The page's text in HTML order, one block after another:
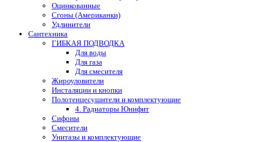
Оцинкованные
Сгоны (Американки)
Удлинители
Сантехника
ГИБКАЯ ПОДВОДКА
Для воды
Для газа
Для смесителя
Жироуловители
Инсталяции и кнопки
Полотенцесушители и комплектующие
4. Радиаторы Юнифит
Сифоны
Смесители
Унитазы и комплектующие